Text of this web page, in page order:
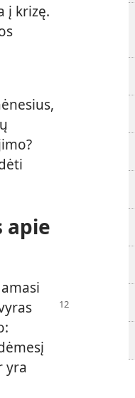
į krizę.
apie
yra